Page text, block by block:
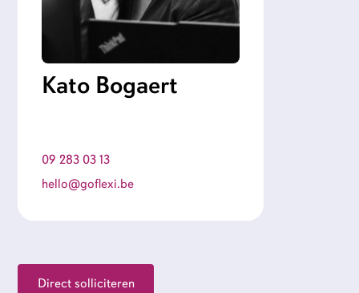
Kato Bogaert
09 283 03 13
hello@goflexi.be
Direct solliciteren